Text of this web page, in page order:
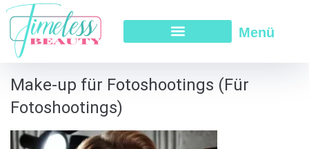
Menü
Make-up für Fotoshootings (Für
Fotoshootings)